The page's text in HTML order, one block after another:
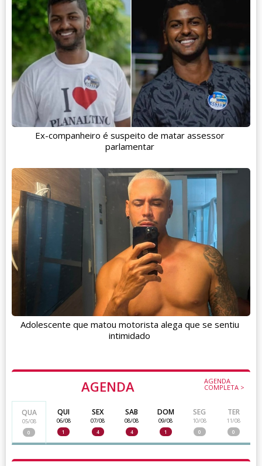
AGENDA AGENDA
COMPLETA >
QUA
05/08
0
QUI
06/08
1
SEX
07/08
4
SAB
08/08
4
DOM
09/08
1
SEG
10/08
0
TER
11/08
0
Ex-companheiro é suspeito de matar assessor
parlamentar
Adolescente que matou motorista alega que se sentiu
intimidado